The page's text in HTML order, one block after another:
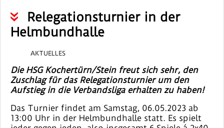
Relegationsturnier in der
Helmbundhalle
AKTUELLES
Die HSG Kochertürn/Stein freut sich sehr, den
Zuschlag für das Relegationsturnier um den
Aufstieg in die Verbandsliga erhalten zu haben!
Das Turnier findet am Samstag, 06.05.2023 ab
13:00 Uhr in der Helmbundhalle statt. Es spielt